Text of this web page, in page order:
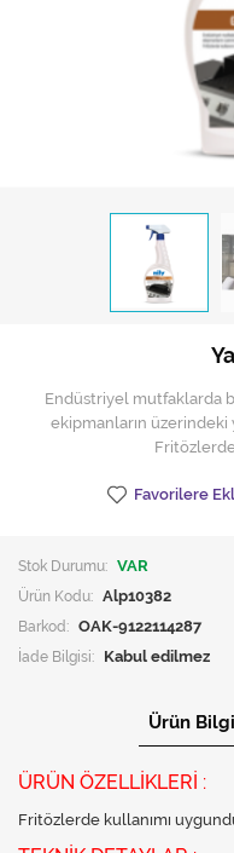
Mekanik Dış Alan
Sıfır Atık Çöp Torbaları
Tek-Çift Kovalı Temizlik
Toptan Temizlik
Zemin Yıkama Pedleri
Endüstriyel mutfaklarda
ekipmanların üzerindeki
Favorilere
Stok Durumu: VAR
Ürün Kodu: Alp10382
Barkod: OAK-9122114287
İade Bilgisi:
Ürün
ÜRÜN ÖZELLİKLERİ :
Fritözlerde kullanımı